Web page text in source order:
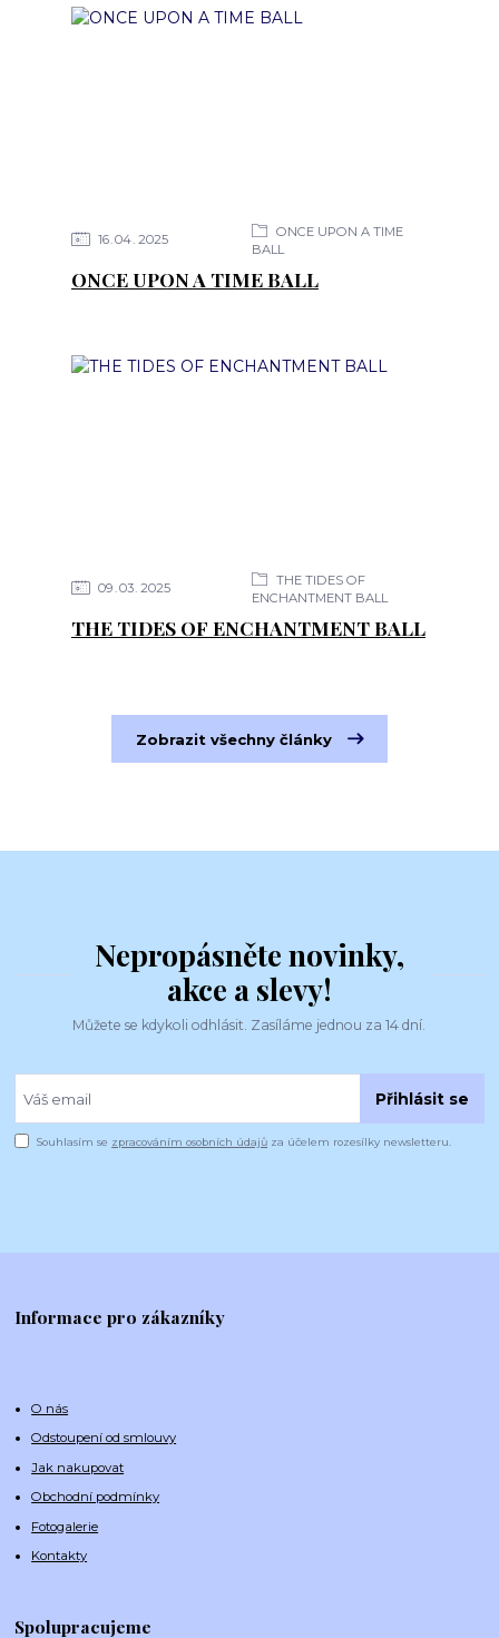
16 04 2025
ONCE UPON A TIME
BALL
ONCE UPON A TIME BALL
09 03 2025
THE TIDES OF
ENCHANTMENT BALL
THE TIDES OF ENCHANTMENT BALL
Zobrazit všechny články
Nepropásněte novinky,
akce a slevy!
Můžete se kdykoli odhlásit. Zasíláme jednou za 14 dní.
Přihlásit se
Souhlasím se zpracováním osobních údajů za účelem rozesílky newsletteru.
Informace pro zákazníky
O nás
Odstoupení od smlouvy
Jak nakupovat
Obchodní podmínky
Fotogalerie
Kontakty
Spolupracujeme